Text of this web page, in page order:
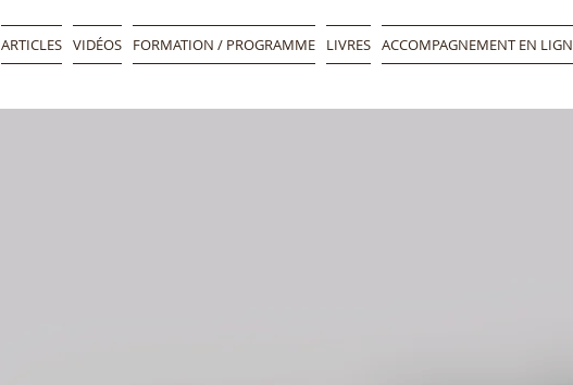
ARTICLES VIDÉOS FORMATION / PROGRAMME LIVRES ACCOMPAGNEMENT EN